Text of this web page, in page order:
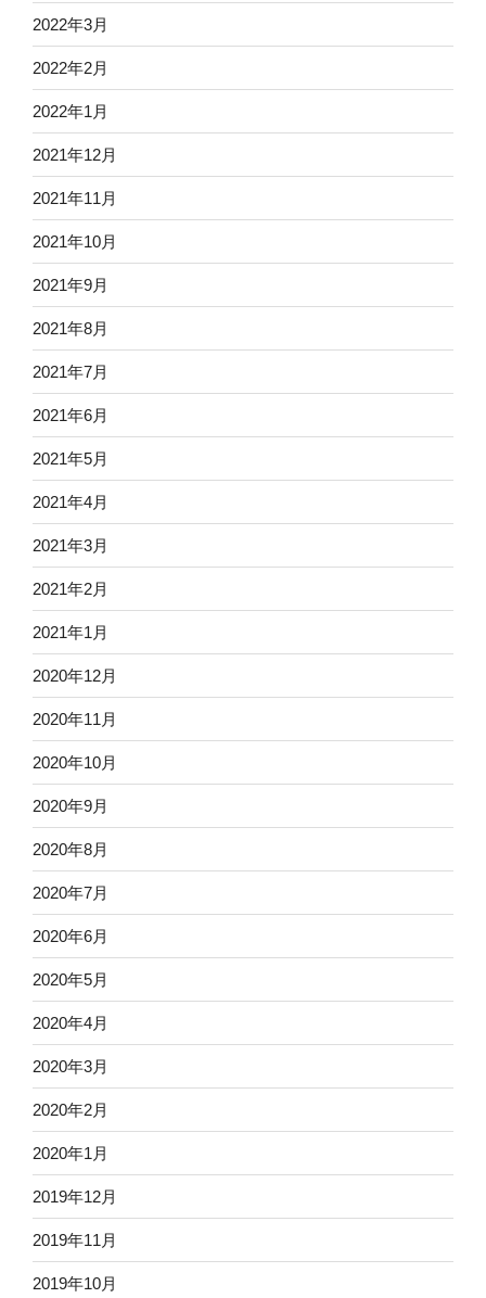
2022年3月
2022年2月
2022年1月
2021年12月
2021年11月
2021年10月
2021年9月
2021年8月
2021年7月
2021年6月
2021年5月
2021年4月
2021年3月
2021年2月
2021年1月
2020年12月
2020年11月
2020年10月
2020年9月
2020年8月
2020年7月
2020年6月
2020年5月
2020年4月
2020年3月
2020年2月
2020年1月
2019年12月
2019年11月
2019年10月